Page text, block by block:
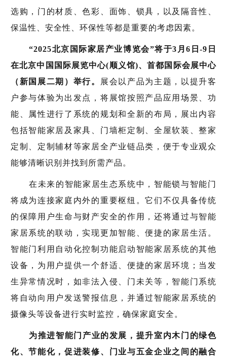
选购，门的材质、色彩、面饰、锁具，以及隔音性、
保温性、安全性、环保性等都是重要的考虑因素。
“2025北京国际家居产业博览会”将于3月6日-9日
在北京中国国际展览中心(顺义馆)、首都国际会展中心
（新国展二期）举行。
展会以产品为主题，以提升客
户参与体验为出发点，将展馆按照产品应用场景、功
能、属性进行了系统的规划和全新的布局，展出内容
包括智能家居及家具、门墙柜定制、全屋软装、整家
定制、定制辅材等家居全产业链品类，便于专业观众
能够清晰识别并找到所需产品。
在未来的智能家居生态系统中，智能锁与智能门
将成为连接家庭内外的重要枢纽。它们不仅具备传统
的保障用户生命与财产安全的作用，还将通过与智能
家居系统的联动，实现更加智能、便捷的家居生活。
智能门利用自动化控制功能启动智能家居系统的其他
设备，为用户提供一个舒适、便捷的家居环境；当发
生异常情况时，如非法入侵、门未关等，智能门系统
将自动向用户发送警报信息，并通过智能家居系统的
摄像头等设备进行实时监控，确保家庭安全。
为推进智能门产业的发展，提升室内木门的绿色
化、节能化，促进装修、门业与五金企业之间的融合